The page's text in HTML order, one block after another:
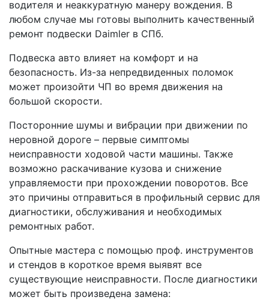
водителя и неаккуратную манеру вождения. В
любом случае мы готовы выполнить качественный
ремонт подвески Daimler в СПб.
Подвеска авто влияет на комфорт и на
безопасность. Из-за непредвиденных поломок
может произойти ЧП во время движения на
большой скорости.
Посторонние шумы и вибрации при движении по
неровной дороге – первые симптомы
неисправности ходовой части машины. Также
возможно раскачивание кузова и снижение
управляемости при прохождении поворотов. Все
это причины отправиться в профильный сервис для
диагностики, обслуживания и необходимых
ремонтных работ.
Опытные мастера с помощью проф. инструментов
и стендов в короткое время выявят все
существующие неисправности. После диагностики
может быть произведена замена: